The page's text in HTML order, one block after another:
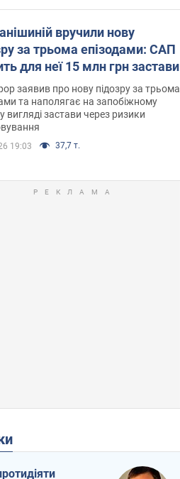
вручили нову
за трьома епізодами: САП
для неї 15 млн грн застави
заявив про нову підозру за трьома
та наполягає на запобіжному
вигляді застави через ризики
19:03 37,7 т.